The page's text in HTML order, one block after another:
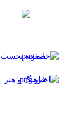
صفحه نخست
فرهنگ و هنر